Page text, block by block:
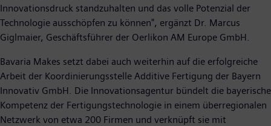
Innovationsdruck standzuhalten und das volle Potenzial der
Technologie ausschöpfen zu können", ergänzt Dr. Marcus
Giglmaier, Geschäftsführer der Oerlikon AM Europe GmbH.
Bavaria Makes setzt dabei auch weiterhin auf die erfolgreiche
Arbeit der Koordinierungsstelle Additive Fertigung der Bayern
Innovativ GmbH. Die Innovationsagentur bündelt die bayerische
Kompetenz der Fertigungstechnologie in einem überregionalen
Netzwerk von etwa 200 Firmen und verknüpft sie mit